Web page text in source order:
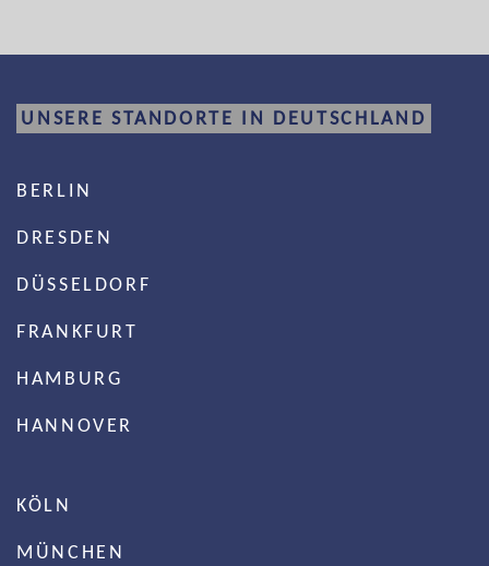
UNSERE STANDORTE IN DEUTSCHLAND
BERLIN
DRESDEN
DÜSSELDORF
FRANKFURT
HAMBURG
HANNOVER
KÖLN
MÜNCHEN